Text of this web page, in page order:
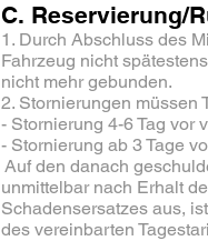
C. Reservierung/
1. Durch Abschluss des
Fahrzeug nicht
nicht mehr gebunden.
2. Stornierungen müssen
- Stornierung 4-6 Tag vor
- Stornierung ab 3 Tage
Auf den danach
unmittelbar nach Erhalt
Schadensersatzes aus,
des vereinbarten